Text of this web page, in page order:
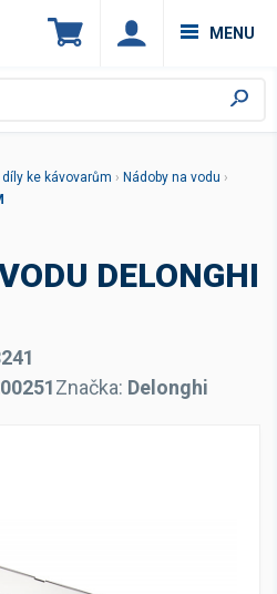
MENU
díly ke kávovarům › Nádoby na vodu ›
DELONGHI
Značka: Delonghi